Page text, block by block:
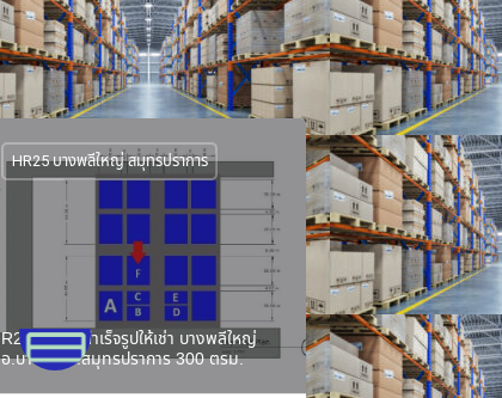
R25F โกดังสำเร็จรูปให้เช่า บางพลีใหญ่
อ.บางพลี จ.สมุทรปราการ 300 ตรม.
HR25 บางพลีใหญ่ สมุทรปราการ